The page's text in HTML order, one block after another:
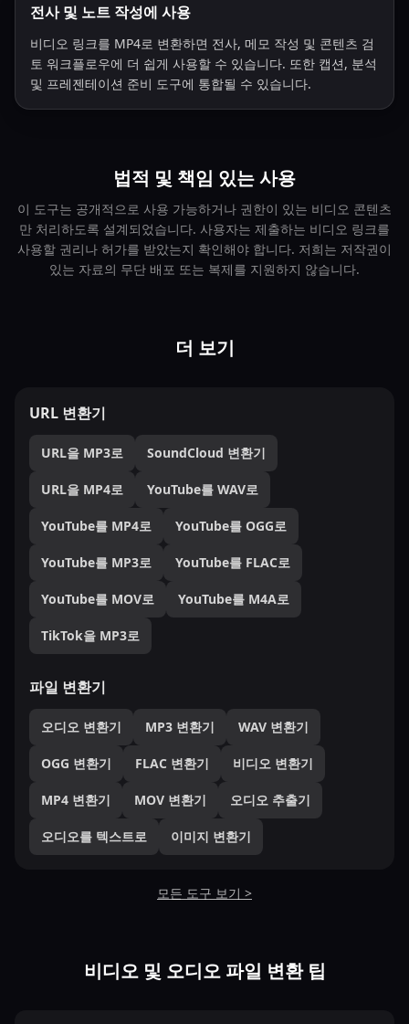
전사 및 노트 작성에 사용
비디오 링크를 MP4로 변환하면 전사, 메모 작성 및 콘텐츠 검
토 워크플로우에 더 쉽게 사용할 수 있습니다. 또한 캡션, 분석
및 프레젠테이션 준비 도구에 통합될 수 있습니다.
법적 및 책임 있는 사용
이 도구는 공개적으로 사용 가능하거나 권한이 있는 비디오 콘텐츠
만 처리하도록 설계되었습니다. 사용자는 제출하는 비디오 링크를
사용할 권리나 허가를 받았는지 확인해야 합니다. 저희는 저작권이
있는 자료의 무단 배포 또는 복제를 지원하지 않습니다.
더 보기
URL 변환기
URL을 MP3로 SoundCloud 변환기
URL을 MP4로 YouTube를 WAV로
YouTube를 MP4로 YouTube를 OGG로
YouTube를 MP3로 YouTube를 FLAC로
YouTube를 MOV로 YouTube를 M4A로
TikTok을 MP3로
파일 변환기
오디오 변환기 MP3 변환기 WAV 변환기
OGG 변환기 FLAC 변환기 비디오 변환기
MP4 변환기 MOV 변환기 오디오 추출기
오디오를 텍스트로 이미지 변환기
모든 도구 보기 >
비디오 및 오디오 파일 변환 팁